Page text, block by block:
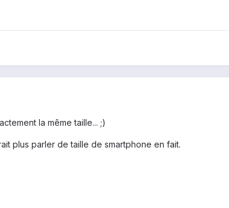
la même taille... ;)
plus parler de taille de smartphone en fait.